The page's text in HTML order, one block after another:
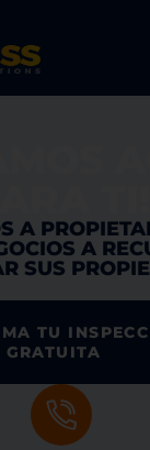
A
A
SUS
TU
GRATUITA